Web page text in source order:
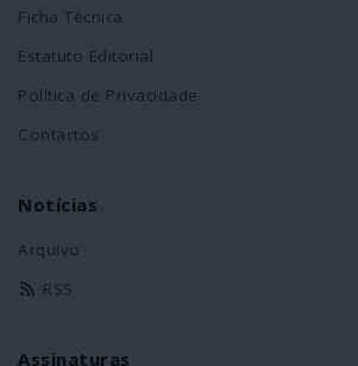
Ficha Técnica
Estatuto Editorial
Política de Privacidade
Contactos
Notícias
Arquivo
RSS
Assinaturas